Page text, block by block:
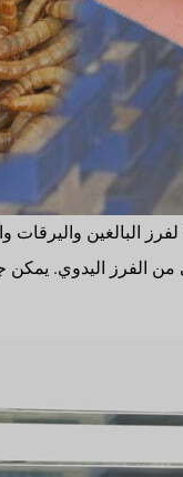
البالغين واليرقات
الفرز 10 مرات أعلى من